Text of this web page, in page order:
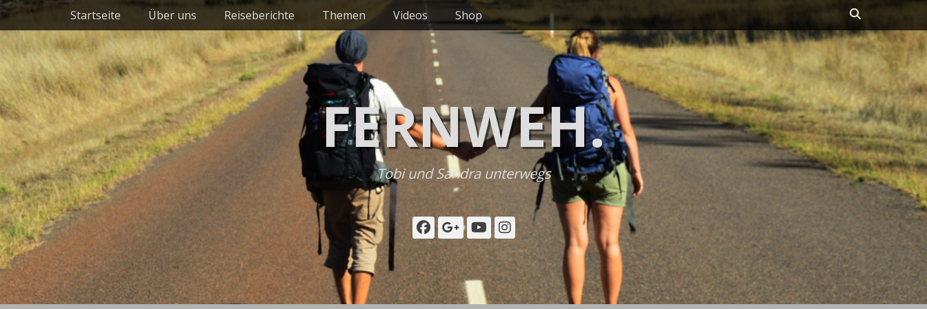
Zum
Inhalt
springen
Primäres Menü
Startseite Über uns Reiseberichte Themen Videos Shop Suchen
FERNWEH.
Tobi und Sandra unterwegs
Facebook
Googleplus
YouTube
Instagram